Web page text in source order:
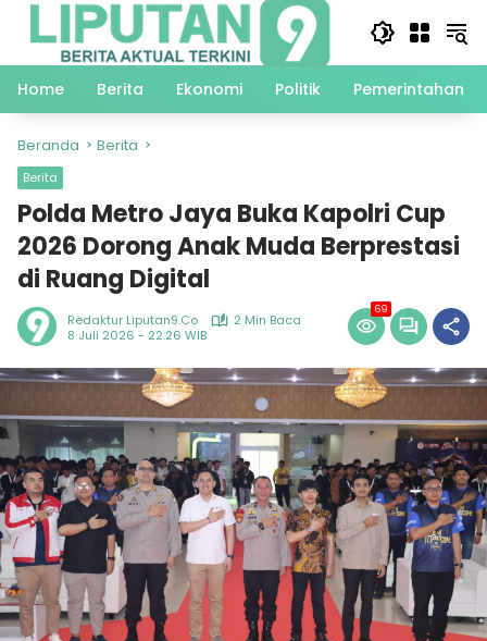
Langsung
Home
Berita Ekonomi Politik Pemerintahan
Beranda Berita
Berita
Polda Metro Jaya Buka Kapolri Cup
2026 Dorong Anak Muda Berprestasi
di Ruang Digital
Redaktur Liputan9.co
2 Min Baca
8 Juli 2026 - 22:26 WIB
69